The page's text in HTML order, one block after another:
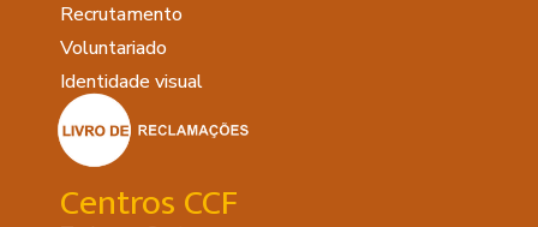
Recrutamento
Voluntariado
Identidade visual
Centros CCF